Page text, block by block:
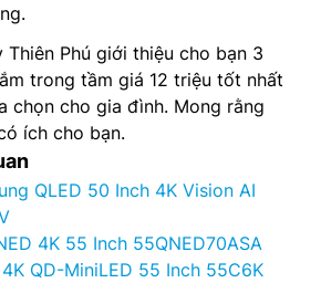
Thiên Phú giới thiệu cho bạn 3
trong tầm giá 12 triệu tốt nhất
chọn cho gia đình. Mong rằng
ích cho bạn.
QLED 50 Inch 4K Vision AI
4K 55 Inch 55QNED70ASA
QD-MiniLED 55 Inch 55C6K